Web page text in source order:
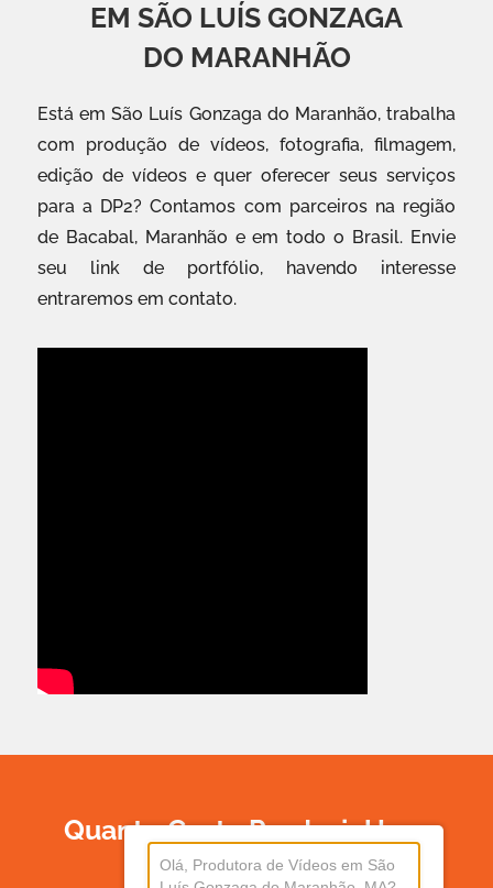
EM SÃO LUÍS GONZAGA
DO MARANHÃO
Está em São Luís Gonzaga do Maranhão, trabalha
com produção de vídeos, fotografia, filmagem,
edição de vídeos e quer oferecer seus serviços
para a DP2? Contamos com parceiros na região
de Bacabal, Maranhão e em todo o Brasil. Envie
seu link de portfólio, havendo interesse
entraremos em contato.
Quanto Custa Produzir Um
Vídeo